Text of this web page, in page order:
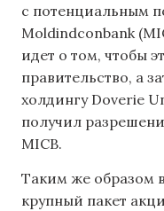
с потенциальным
Moldindconbank
идет о том, чтобы
правительство, а
холдингу Doverie
получил
MICB.
Таким же образом
крупный пакет